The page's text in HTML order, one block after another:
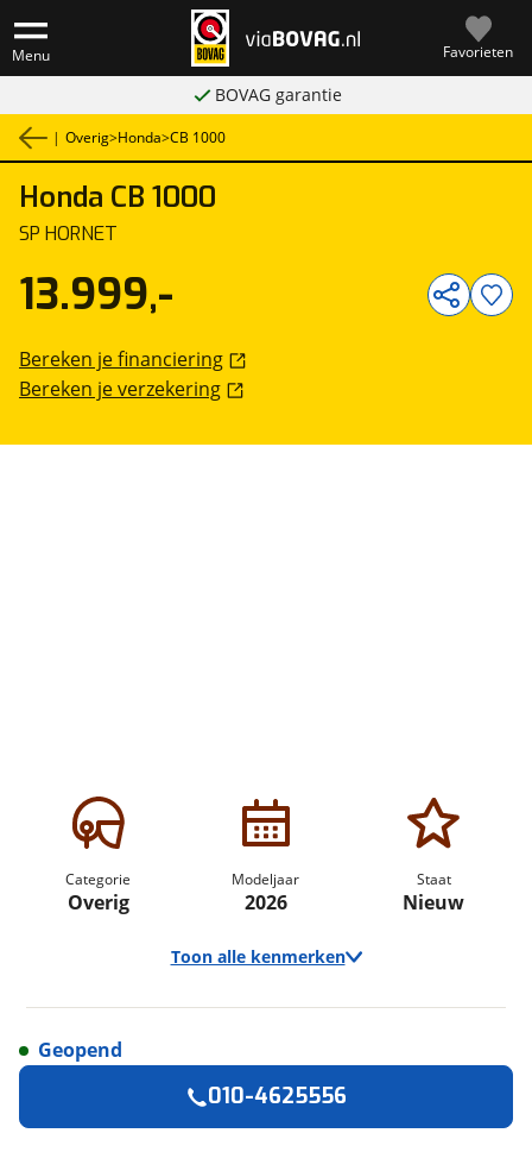
Menu Favorieten
BOVAG garantie
| Overig>Honda>CB 1000
Honda CB 1000
SP HORNET
Categorie
Overig
Modeljaar
2026
Staat
Nieuw
Toon alle kenmerken
Merk
Honda
13.999,-
Bereken je financiering
Bereken je verzekering
Geopend
010-4625556